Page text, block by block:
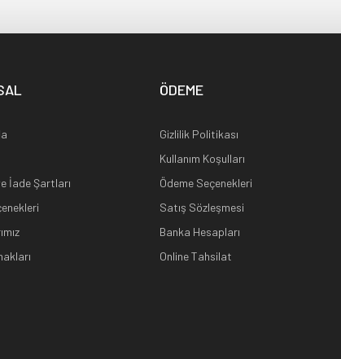
İade Şartları
ÖDEME
Gizlilik Politikası
Kullanım Koşulları
Ödeme Seçenekleri
Satış Sözleşmesi
Banka Hesapları
Online Tahsilat